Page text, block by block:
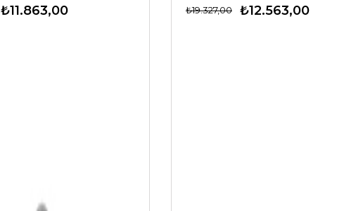
₺11.863,00 ₺12.563,00
₺19.327,00